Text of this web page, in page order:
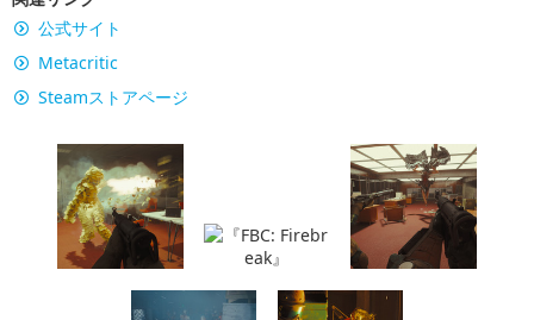
公式サイト
Metacritic
Steamストアページ